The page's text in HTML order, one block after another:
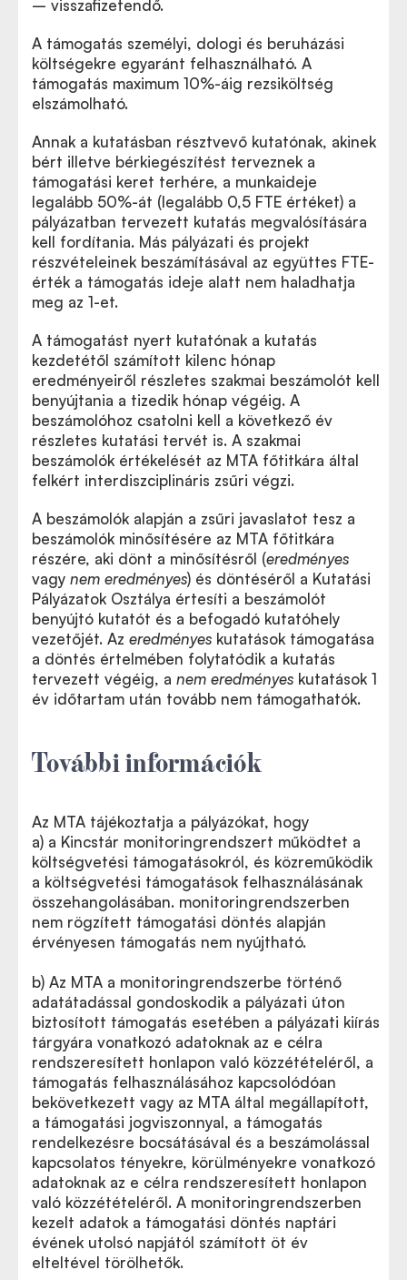
– visszafizetendő.
A támogatás személyi, dologi és beruházási
költségekre egyaránt felhasználható. A
támogatás maximum 10%-áig rezsiköltség
elszámolható.
Annak a kutatásban résztvevő kutatónak, akinek
bért illetve bérkiegészítést terveznek a
támogatási keret terhére, a munkaideje
legalább 50%-át (legalább 0,5 FTE értéket) a
pályázatban tervezett kutatás megvalósítására
kell fordítania. Más pályázati és projekt
részvételeinek beszámításával az együttes FTE-
érték a támogatás ideje alatt nem haladhatja
meg az 1-et.
A támogatást nyert kutatónak a kutatás
kezdetétől számított kilenc hónap
eredményeiről részletes szakmai beszámolót kell
benyújtania a tizedik hónap végéig. A
beszámolóhoz csatolni kell a következő év
részletes kutatási tervét is. A szakmai
beszámolók értékelését az MTA főtitkára által
felkért interdiszciplináris zsűri végzi.
A beszámolók alapján a zsűri javaslatot tesz a
beszámolók minősítésére az MTA főtitkára
részére, aki dönt a minősítésről (eredményes
vagy nem eredményes) és döntéséről a Kutatási
Pályázatok Osztálya értesíti a beszámolót
benyújtó kutatót és a befogadó kutatóhely
vezetőjét. Az eredményes kutatások támogatása
a döntés értelmében folytatódik a kutatás
tervezett végéig, a nem eredményes kutatások 1
év időtartam után tovább nem támogathatók.
További információk
Az MTA tájékoztatja a pályázókat, hogy
a) a Kincstár monitoringrendszert működtet a
költségvetési támogatásokról, és közreműködik
a költségvetési támogatások felhasználásának
összehangolásában. monitoringrendszerben
nem rögzített támogatási döntés alapján
érvényesen támogatás nem nyújtható.
b) Az MTA a monitoringrendszerbe történő
adatátadással gondoskodik a pályázati úton
biztosított támogatás esetében a pályázati kiírás
tárgyára vonatkozó adatoknak az e célra
rendszeresített honlapon való közzétételéről, a
támogatás felhasználásához kapcsolódóan
bekövetkezett vagy az MTA által megállapított,
a támogatási jogviszonnyal, a támogatás
rendelkezésre bocsátásával és a beszámolással
kapcsolatos tényekre, körülményekre vonatkozó
adatoknak az e célra rendszeresített honlapon
való közzétételéről. A monitoringrendszerben
kezelt adatok a támogatási döntés naptári
évének utolsó napjától számított öt év
elteltével törölhetők.